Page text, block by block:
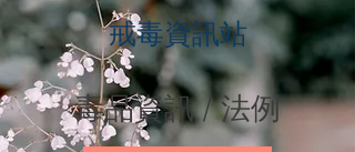
戒毒資訊站
毒品資訊 / 法例